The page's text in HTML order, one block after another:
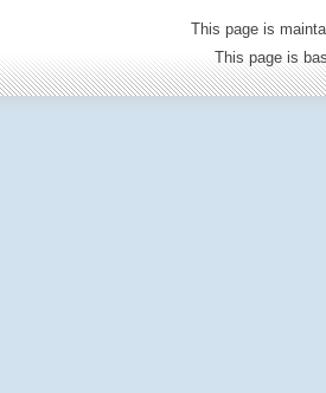
This page is
This page is